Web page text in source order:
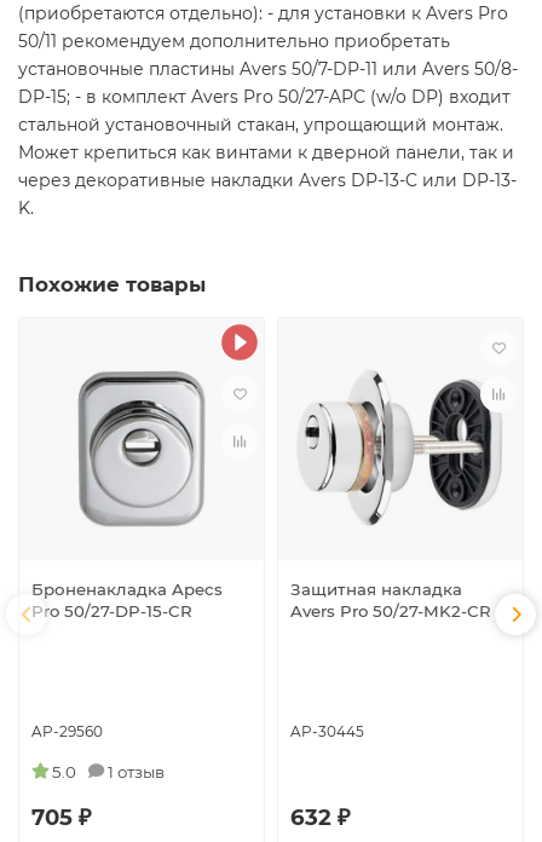
(приобретаются отдельно): - для установки к Avers Pro
50/11 рекомендуем дополнительно приобретать
установочные пластины Avers 50/7-DP-11 или Avers 50/8-
DP-15; - в комплект Avers Pro 50/27-APC (w/o DP) входит
стальной установочный стакан, упрощающий монтаж.
Может крепиться как винтами к дверной панели, так и
через декоративные накладки Avers DP-13-C или DP-13-
K.
Похожие товары
Броненакладка Apecs
Pro 50/27-DP-15-CR
AP-29560
5.0 1 отзыв
705 ₽
Защитная накладка
Avers Pro 50/27-MK2-CR
AP-30445
632 ₽